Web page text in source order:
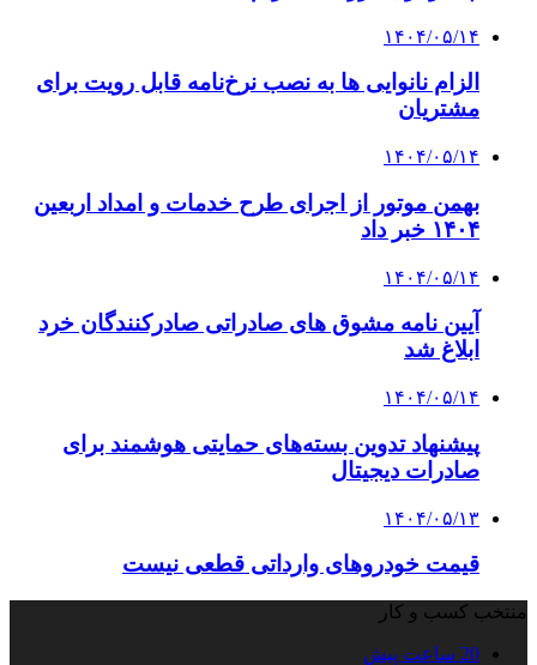
۱۴۰۴/۰۵/۱۴
الزام نانوایی ها به نصب نرخ‌نامه قابل رویت برای
مشتریان
۱۴۰۴/۰۵/۱۴
بهمن موتور از اجرای طرح خدمات و امداد اربعین
۱۴۰۴ خبر داد
۱۴۰۴/۰۵/۱۴
آیین نامه مشوق های صادراتی صادرکنندگان خرد
ابلاغ شد
۱۴۰۴/۰۵/۱۴
پیشنهاد تدوین بسته‌های حمایتی هوشمند برای
صادرات دیجیتال
۱۴۰۴/۰۵/۱۳
قیمت خودروهای وارداتی قطعی نیست
منتخب کسب و کار
20 ساعت پیش